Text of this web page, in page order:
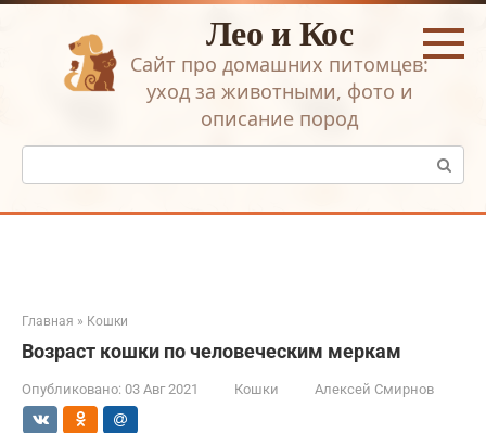
Перейти
Лео и Кос
Сайт про домашних питомцев:
уход за животными, фото и
описание пород
Поиск:
Главная » Кошки
Возраст кошки по человеческим меркам
Опубликовано: 03 Авг 2021 Кошки Алексей Смирнов